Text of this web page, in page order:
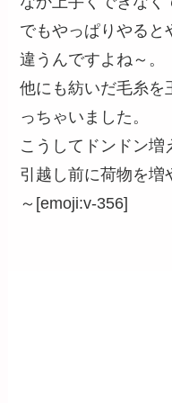
でもやっぱりやると
違うんですよね～。
他にも紡いだ毛糸を
っちゃいました。
こうしてドンドン増
引越し前に荷物を増
～[emoji:v-356]